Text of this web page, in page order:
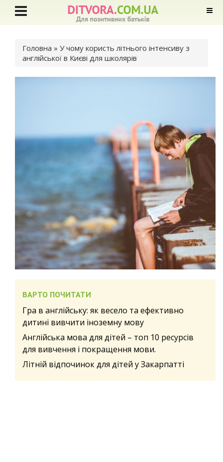
Ви є тут
Головна » У чому користь літнього інтенсиву з
англійської в Києві для школярів
ВАРТО ПОЧИТАТИ
Гра в англійську: як весело та ефективно
дитині вивчити іноземну мову
Англійська мова для дітей – топ 10 ресурсів
для вивчення і покращення мови.
Літній відпочинок для дітей у Закарпатті